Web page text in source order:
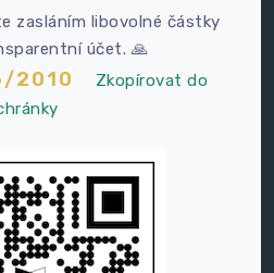
zasláním libovolné částky
účet. 🙏
2010
Zkopírovat do